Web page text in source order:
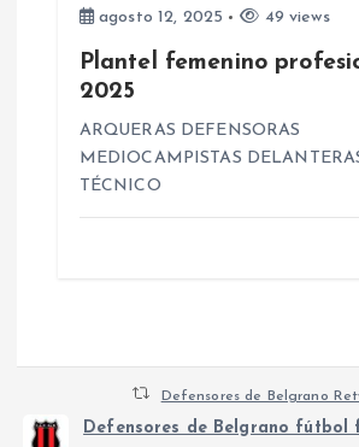
agosto 12, 2025 49 views
Plantel femenino
2025
ARQUERAS DEFENSORAS
MEDIOCAMPISTAS
TÉCNICO
Defensores de Belgrano
Defensores de Belgrano fútbol